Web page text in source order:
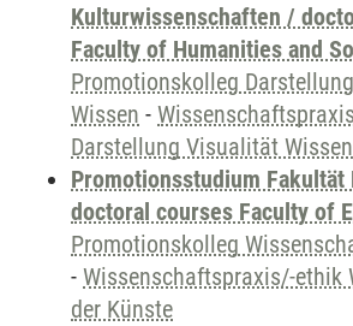
Kulturwissenschaften /
Faculty of Humanities and
Promotionskolleg
Wissen -
Darstellung Visualität Wissen
Promotionsstudium Fakultät
doctoral courses Faculty of
Promotionskolleg
- Wissenschaftspraxis/-ethik
der Künste